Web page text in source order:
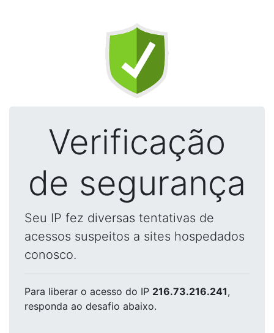
Verificação
de segurança
Seu IP fez diversas tentativas de
acessos suspeitos a sites hospedados
conosco.
Para liberar o acesso do IP 216.73.216.241,
responda ao desafio abaixo.